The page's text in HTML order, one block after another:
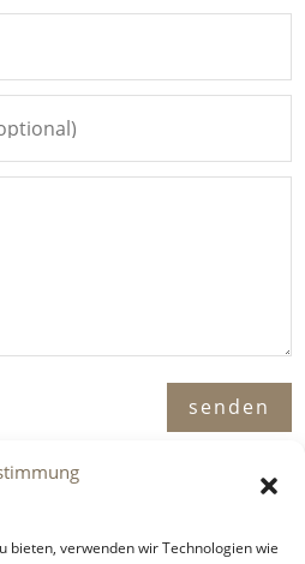
bieten, verwenden wir Technologien wie
senden